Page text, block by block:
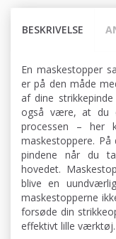
BESKRIVELSE
En maskestopper
er på den måde
af dine
også være, at du
processen – her
maskestoppere.
pindene når du
hovedet.
blive en
maskestopperne
forsøde din
effektivt lille værktøj.